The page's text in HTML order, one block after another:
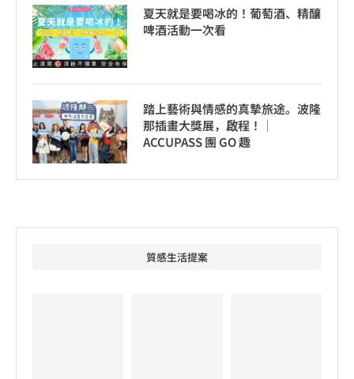
夏天就是要喝冰的！葡萄酒、精釀
啤酒活動一次看
踏上藝術與情感的真摯旅途。波隆
那插畫大獎展，啟程！│
ACCUPASS 團 GO 趣
質感生活提案